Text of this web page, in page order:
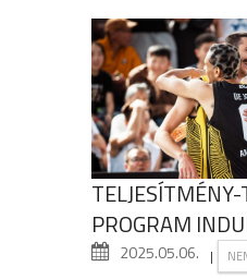
PROGRAM
2025.05.06. |